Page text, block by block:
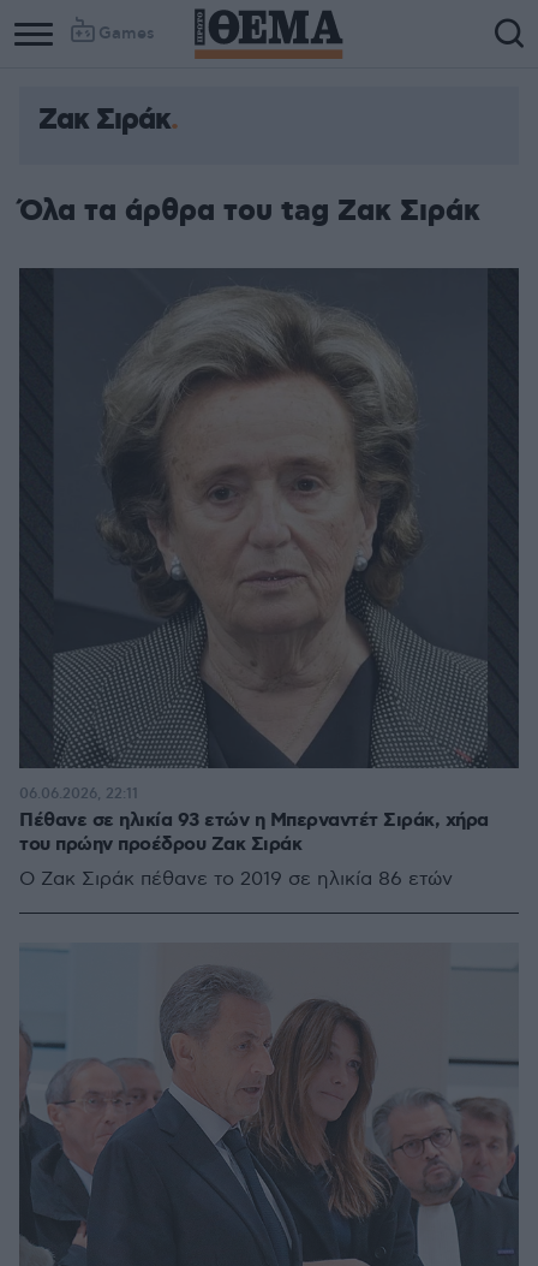
Games
Ζακ Σιράκ
Όλα τα άρθρα του tag Ζακ Σιράκ
Πέθανε σε ηλικία 93 ετών η Μπερναντέτ Σιράκ, χήρα
του πρώην προέδρου Ζακ Σιράκ
Ο Ζακ Σιράκ πέθανε το 2019 σε ηλικία 86 ετών
06.06.2026, 22:11